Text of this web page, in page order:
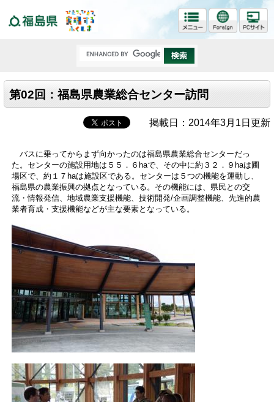
第02回：福島県農業総合センター訪問
掲載日：2014年3月1日更新
バスに乗ってからまず向かったのは福島県農業総合センターだっ
た。センターの施設用地は５５．６haで、その中に約３２．９haは圃
場区で、約１７haは施設区である。センターは５つの機能を運動し、
福島県の農業振興の拠点となっている。その機能には、県民との交
流・情報発信、地域農業支援機能、技術開発/企画調整機能、先進的農
業者育成・支援機能などが主な要素となっている。